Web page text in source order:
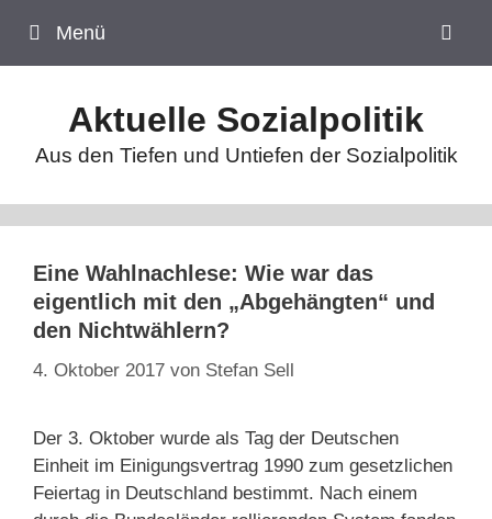
Inhalt
springen
Menü
Aktuelle Sozialpolitik
Aus den Tiefen und Untiefen der Sozialpolitik
Eine Wahlnachlese: Wie war das
eigentlich mit den „Abgehängten“ und
den Nichtwählern?
4. Oktober 2017 von Stefan Sell
Der 3. Oktober wurde als Tag der Deutschen
Einheit im Einigungsvertrag 1990 zum gesetzlichen
Feiertag in Deutschland bestimmt. Nach einem